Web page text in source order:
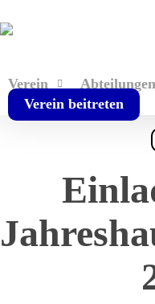
to
Verein Abteilungen
Verein beitreten